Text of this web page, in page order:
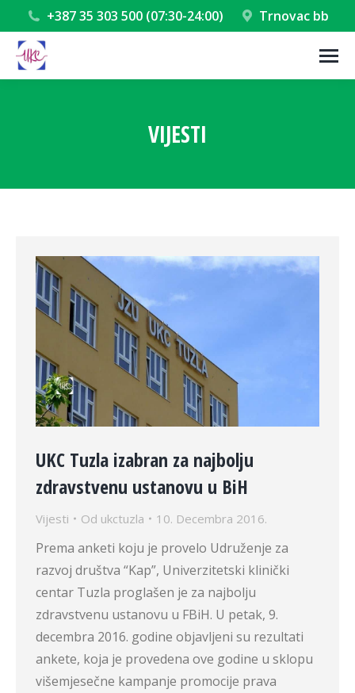
+387 35 303 500 (07:30-24:00) Trnovac bb
VIJESTI
UKC Tuzla izabran za najbolju
zdravstvenu ustanovu u BiH
Vijesti Od ukctuzla 10. Decembra 2016.
Prema anketi koju je provelo Udruženje za
razvoj društva “Kap”, Univerzitetski klinički
centar Tuzla proglašen je za najbolju
zdravstvenu ustanovu u FBiH. U petak, 9.
decembra 2016. godine objavljeni su rezultati
ankete, koja je provedena ove godine u sklopu
višemjesečne kampanje promocije prava